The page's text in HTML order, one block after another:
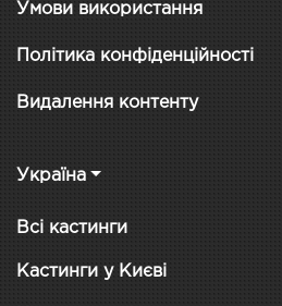
Умови використання
Політика конфіденційності
Видалення контенту
Україна
Всі кастинги
Кастинги у Києві